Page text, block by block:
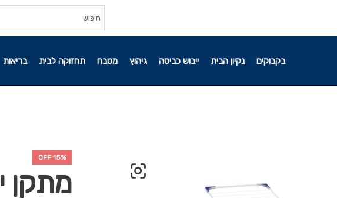
בקבוקים נקיון הבית ייבוש כביסה גיהוץ מטבח תחזוקה לבית בריאות
15% OFF